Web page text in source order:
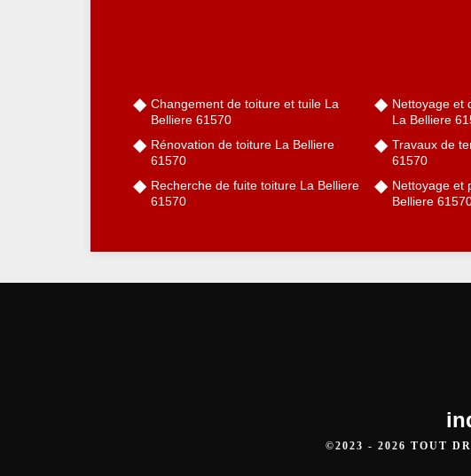
Changement de toiture et tuile La
Belliere 61570
Rénovation de toiture La Belliere
61570
Recherche de fuite toiture La Belliere
61570
Nettoyage et
La Belliere
Travaux de
61570
Nettoyage et
Belliere
©2023 - 2026 TOUT